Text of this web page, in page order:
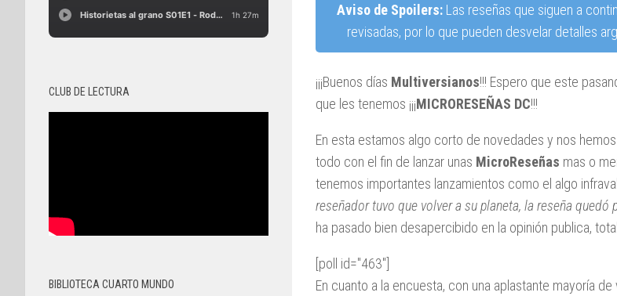
Aviso de Spoilers:Las reseñas que siguen a
revisadas, por lo que pueden desvelar detalles
¡¡¡Buenos días Multiversianos!!! Espero que este
que les tenemos ¡¡¡MICRORESEÑAS DC!!!
En esta estamos algo corto de novedades y nos
todo con el fin de lanzar unas MicroReseñas mas o
tenemos importantes lanzamientos como el algo
reseñador tuvo que volver a su planeta, la reseña quedó
ha pasado bien desapercibido en la opinión publica,
[poll id="463"]
En cuanto a la encuesta, con una aplastante mayoría de
CLUB DE LECTURA
BIBLIOTECA CUARTO MUNDO